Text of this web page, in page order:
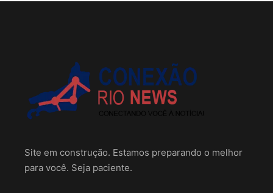
Site em construção. Estamos preparando o melhor
para você. Seja paciente.